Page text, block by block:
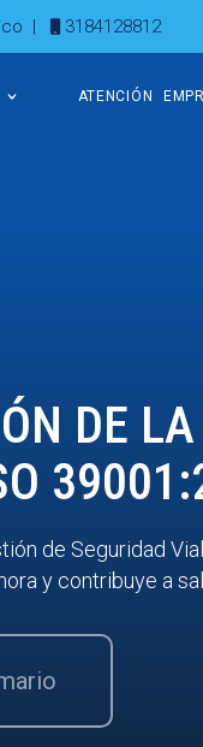
| 3184128812
ATENCIÓN
DE LA
de Seguridad
y contribuye a